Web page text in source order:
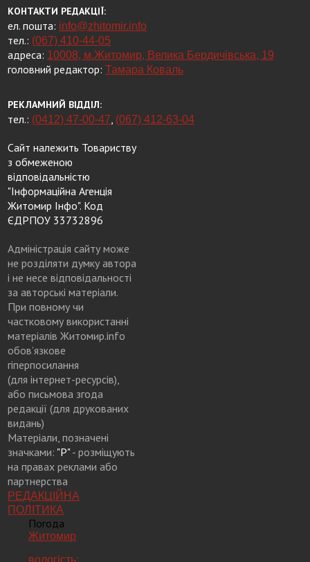
КОНТАКТИ РЕДАКЦІЇ:
ел. пошта: info@zhitomir.info
тел.: (067) 410-44-05
адреса: 10008, м.Житомир, Велика Бердичівська, 19
головний редактор:Тамара Коваль
РЕКЛАМНИЙ ВІДДІЛ:
тел.: (0412) 47-00-47, (067) 412-63-04
Сайт належить Товариству
з обмеженою
відповідальністю
"Інформаційна Агенція
Житомир Інфо". Код
ЄДРПОУ 33732896
Адміністрація сайту може
не розділяти думку автора
і не несе відповідальності
за авторські матеріали.
При повному чи
частковому використанні
матеріалів Житомир.info
обов’язкове
гіперпосилання
(для інтернет-ресурсів),
або письмова згода
редакції (для друкованих
видань)
Матеріали, позначені
значками: "Р"- розміщують
на правах реклами або
партнерства
РЕДАКЦІЙНА
ПОЛІТИКА
Погода
Житомир